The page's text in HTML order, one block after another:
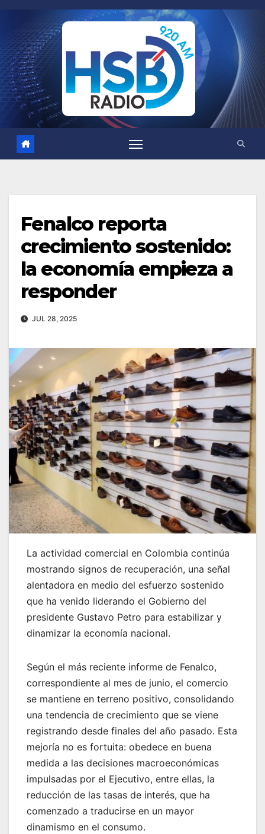
contenido
Fenalco reporta
crecimiento sostenido:
la economía empieza a
responder
JUL 28, 2025
La actividad comercial en Colombia continúa
mostrando signos de recuperación, una señal
alentadora en medio del esfuerzo sostenido
que ha venido liderando el Gobierno del
presidente Gustavo Petro para estabilizar y
dinamizar la economía nacional.
Según el más reciente informe de Fenalco,
correspondiente al mes de junio, el comercio
se mantiene en terreno positivo, consolidando
una tendencia de crecimiento que se viene
registrando desde finales del año pasado. Esta
mejoría no es fortuita: obedece en buena
medida a las decisiones macroeconómicas
impulsadas por el Ejecutivo, entre ellas, la
reducción de las tasas de interés, que ha
comenzado a traducirse en un mayor
dinamismo en el consumo.